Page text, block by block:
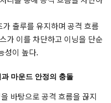
출루를 유지하며 공격 흐름
가 이를 차단하고 이닝을 단순
성이 높다.
마운드 안정의 충돌
바탕으로 공격 흐름을 끊지